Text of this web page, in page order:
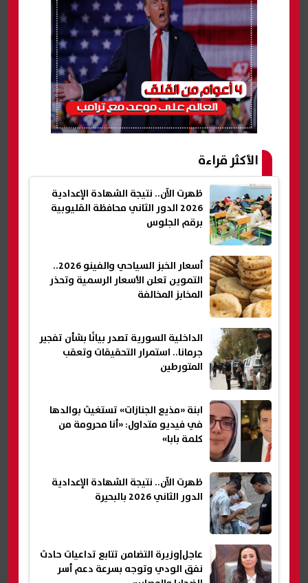
الأكثر قراءة
ظهرت الآن.. نتيجة الشهادة الإعدادية
2026 الدور الثاني محافظة القليوبية
برقم الجلوس
أسعار الخبز السياحي والفينو 2026..
التموين تعلن الأسعار الرسمية وتحذر
المخابز المخالفة
الداخلية السورية تصدر بيانًا بشأن تفجير
جرمانا.. استمرار التحقيقات وتعقب
المتورطين
ابنة «مذيع الجنازات» تستغيث بوالدها
في فيديو متداول: «أنا محرومة من
كلمة بابا»
ظهرت الآن.. نتيجة الشهادة الإعدادية
الدور الثاني 2026 بالبحيرة
عاجل|وزيرة التضامن تتابع تداعيات حادث
نفق الودي وتوجه بسرعة دعم أسر